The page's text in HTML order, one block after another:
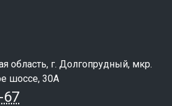
область, г. Долгопрудный, мкр.
шоссе, 30А
67